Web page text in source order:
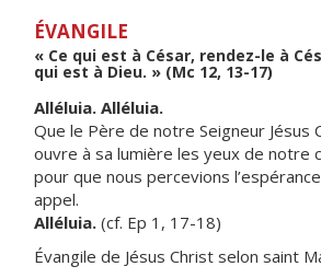
ÉVANGILE
« Ce qui est à César, rendez-le à
qui est à Dieu. » (Mc 12, 13-17)
Alléluia. Alléluia.
Que le Père de notre Seigneur Jésus
ouvre à sa lumière les yeux de notre
pour que nous percevions
appel.
Alléluia. (cf. Ep 1, 17-18)
Évangile de Jésus Christ selon saint